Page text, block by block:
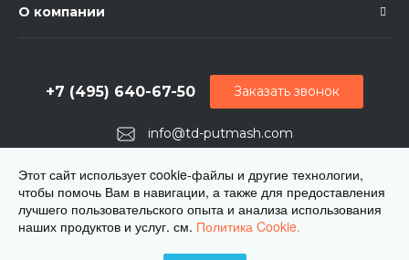
О компании
info@td-putmash.com
+7 (495) 640-67-50
г. Москва, 1-й Кирпичный переулок, дом 2
Заказать звонок
Этот сайт использует cookie-файлы и другие технологии,
чтобы помочь Вам в навигации, а также для предоставления
лучшего пользовательского опыта и анализа использования
наших продуктов и услуг. см. Политика Cookie.